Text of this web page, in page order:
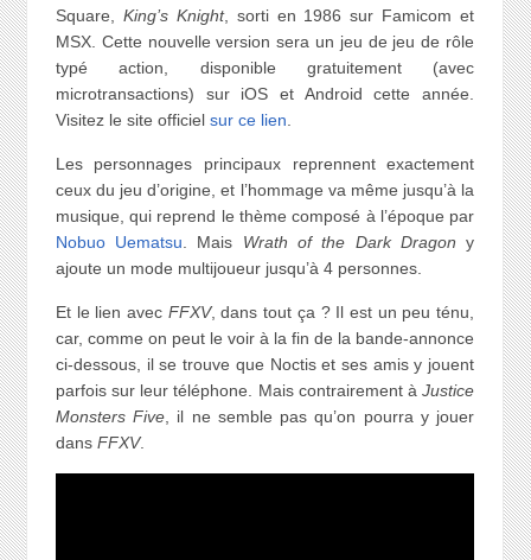
Square, King’s Knight, sorti en 1986 sur Famicom et
MSX. Cette nouvelle version sera un jeu de jeu de rôle
typé action, disponible gratuitement (avec
microtransactions) sur iOS et Android cette année.
Visitez le site officiel sur ce lien
Les personnages principaux reprennent exactement
ceux du jeu d’origine, et l’hommage va même jusqu’à la
musique, qui reprend le thème composé à l’époque par
Nobuo Uematsu . Mais Wrath of the Dark Dragon y
ajoute un mode multijoueur jusqu’à 4 personnes.
Et le lien avec FFXV, dans tout ça ? Il est un peu ténu,
car, comme on peut le voir à la fin de la bande-annonce
ci-dessous, il se trouve que Noctis et ses amis y jouent
parfois sur leur téléphone. Mais contrairement àJustice
Monsters Five , il ne semble pas qu’on pourra y jouer
dans FFXV.